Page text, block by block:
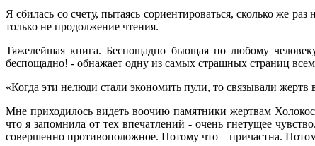
Я сбилась со счету, пытаясь сориентироваться, сколько же
только не продолжение чтения.
Тяжелейшая книга. Беспощадно бьющая по любому
беспощадно! - обнажает одну из самых страшных страниц
«Когда эти нелюди стали экономить пули, то связывали
Мне приходилось видеть воочию памятники жертвам
что я запомнила от тех впечатлений - очень гнетущее
совершенно противоположное. Потому что – причастна.